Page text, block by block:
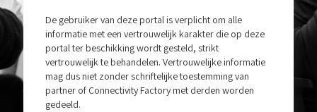
De gebruiker van deze portal is verplicht om alle
informatie met een vertrouwelijk karakter die op deze
portal ter beschikking wordt gesteld, strikt
vertrouwelijk te behandelen. Vertrouwelijke informatie
mag dus niet zonder schriftelijke toestemming van
partner of Connectivity Factory met derden worden
gedeeld.